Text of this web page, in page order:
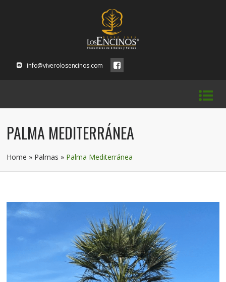
info@viverolosencinos.com
PALMA MEDITERRÁNEA
Home » Palmas » Palma Mediterránea